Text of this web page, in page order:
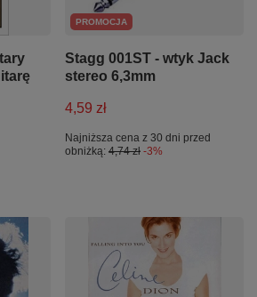
PROMOCJA
Stagg 001ST - wtyk Jack
stereo 6,3mm
4,59 zł
Najniższa cena z 30 dni przed
obniżką: 4,74 zł -3%